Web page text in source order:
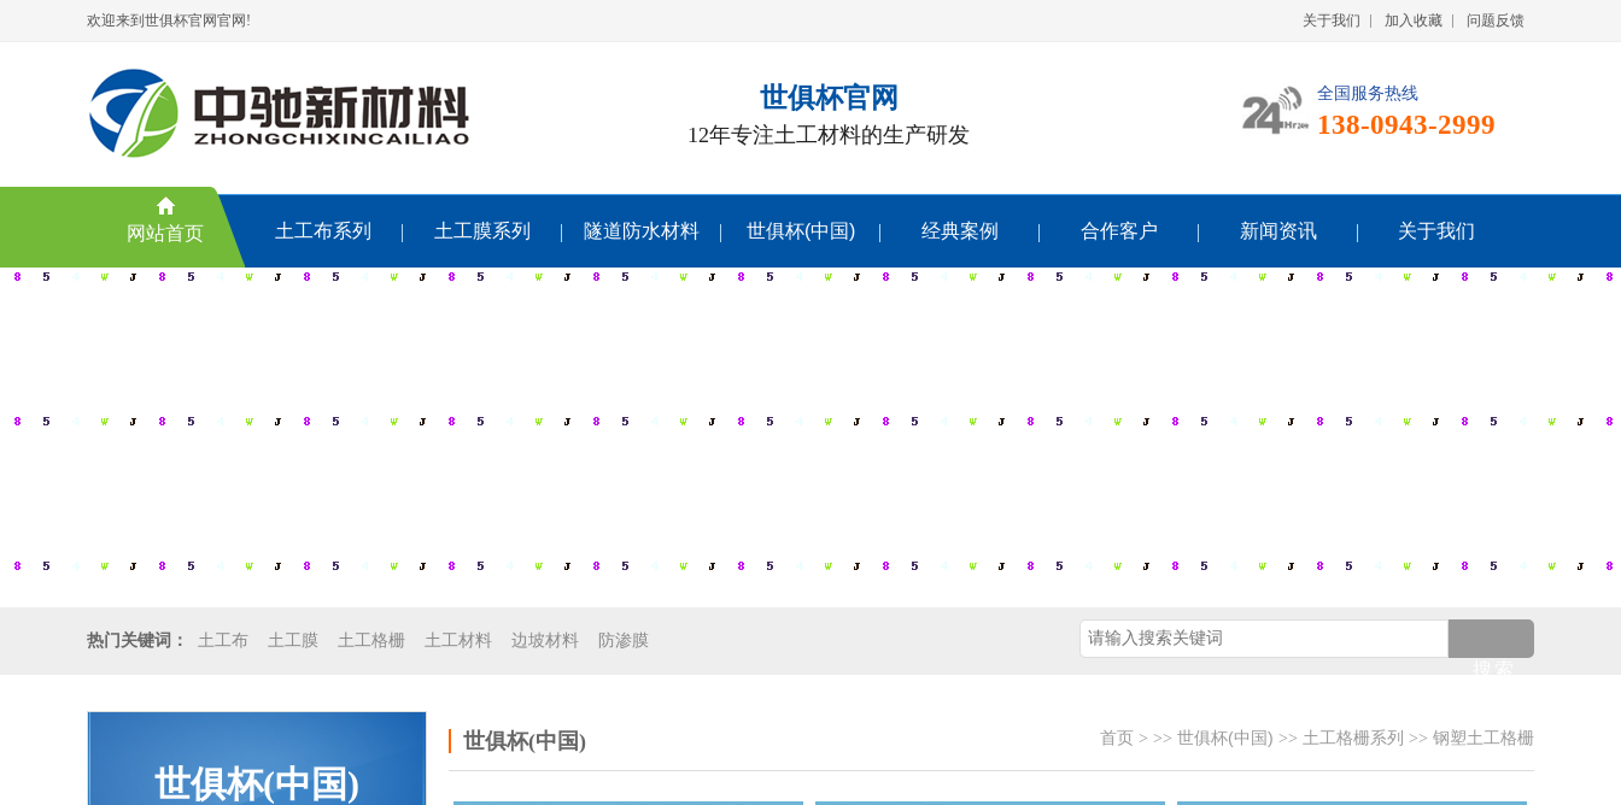
欢迎来到世俱杯官网官网! 关于我们 加入收藏 问题反馈
世俱杯官网
12年专注土工材料的生产研发
全国服务热线
138-0943-2999
网站首页 土工布系列 土工膜系列 隧道防水材料 世俱杯(中国) 经典案例 合作客户 新闻资讯 关于我们
热门关键词： 土工布 土工膜 土工格栅 土工材料 边坡材料 防渗膜
世俱杯(中国)
世俱杯(中国) 首页 > >> 世俱杯(中国) >> 土工格栅系列 >> 钢塑土工格栅